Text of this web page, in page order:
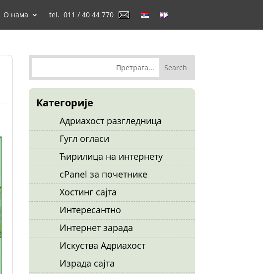
О нама tel. 011 / 40 44 770
Категорије
Адриахост разгледница
Гугл огласи
Ћирилица на интернету
cPanel за почетнике
Хостинг сајта
Интересантно
Интернет зарада
Искуства Адриахост
Израда сајта